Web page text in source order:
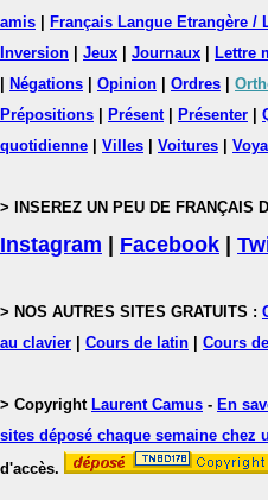
amis
Français Langue Etrangère /
Inversion
Jeux Journaux Lettre
Négations Opinion Ordres
Prépositions
Présent| Présenter
quotidienne
Villes Voitures
> INSEREZ UN PEU DE
Instagram Facebook
> NOS AUTRES SITES GRATUITS :
au clavier
Cours de latin Cours
> Copyright Laurent Camus - En
sites déposé chaque semaine chez
d'accès.